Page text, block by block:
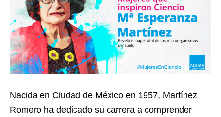
Nacida en Ciudad de México en 1957, Martínez
Romero ha dedicado su carrera a comprender